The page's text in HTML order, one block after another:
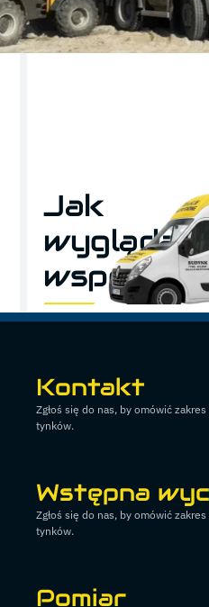
Jak
wygląda
Kontakt
Zgłoś się do nas, by omówić
tynków.
Wstępna
Zgłoś się do nas, by omówić
tynków.
Pomiar